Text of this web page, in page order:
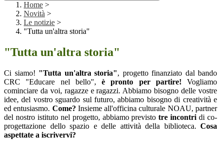
Home >
Novità >
Le notizie >
"Tutta un'altra storia"
"Tutta un'altra storia"
Ci siamo! "Tutta un'altra storia", progetto finanziato dal bando
CRC "Educare nel bello", è pronto per partire!
Vogliamo
cominciare da voi, ragazze e ragazzi. Abbiamo bisogno delle vostre
idee, del vostro sguardo sul futuro, abbiamo bisogno di creatività e
ed entusiasmo. Come? Insieme all'officina culturale NOAU, partner
del nostro istituto nel progetto, abbiamo previstotre incontridi co-
progettazione dello spazio e delle attività della biblioteca. Cosa
aspettate a iscrivervi?